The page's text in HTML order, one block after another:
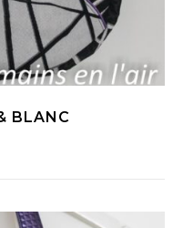
BLANC